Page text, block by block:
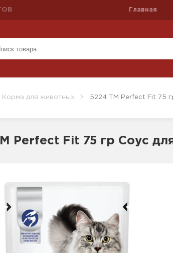
Главная
Корма для животных 5224 ТМ Perfect Fit 75
Perfect Fit 75 гр Соус